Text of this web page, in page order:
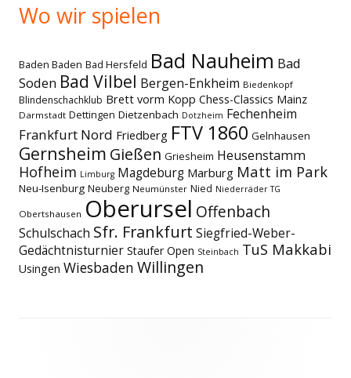
Wo wir spielen
Baden Baden Bad Hersfeld Bad Nauheim Bad
Soden Bad Vilbel Bergen-Enkheim Biedenkopf
Blindenschachklub Brett vorm Kopp Chess-Classics Mainz
Darmstadt Dettingen Dietzenbach Dotzheim Fechenheim
Frankfurt Nord Friedberg FTV 1860 Gelnhausen
Gernsheim Gießen Griesheim Heusenstamm
Hofheim Limburg Magdeburg Marburg Matt im Park
Neu-Isenburg Neuberg Neumünster Nied Niederräder TG
Obertshausen Oberursel Offenbach
Schulschach Sfr. Frankfurt Siegfried-Weber-
Gedächtnisturnier Staufer Open Steinbach TuS Makkabi
Usingen Wiesbaden Willingen